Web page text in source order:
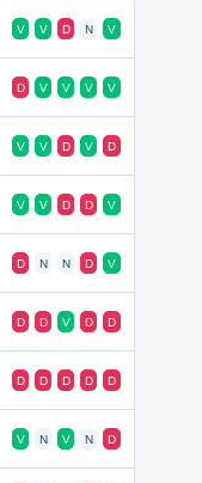
V V D N V
D V V V V
V V D V D
V V D D V
D N N D V
D D V D D
D D D D D
V N V N D